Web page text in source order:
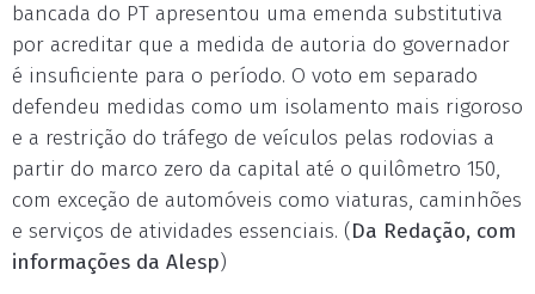
bancada do PT apresentou uma emenda substitutiva
por acreditar que a medida de autoria do governador
é insuficiente para o período. O voto em separado
defendeu medidas como um isolamento mais rigoroso
e a restrição do tráfego de veículos pelas rodovias a
partir do marco zero da capital até o quilômetro 150,
com exceção de automóveis como viaturas, caminhões
e serviços de atividades essenciais. (Da Redação, com
informações da Alesp)